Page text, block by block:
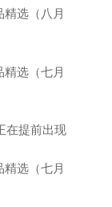
选（八月
选（七月
在提前出现
选（七月